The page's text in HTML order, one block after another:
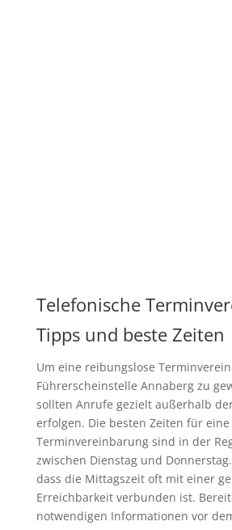
Telefonische
Tipps und beste Zeiten
Um eine reibungslose
Führerscheinstelle Annaberg zu
sollten Anrufe gezielt außerhalb
erfolgen. Die besten Zeiten für
Terminvereinbarung sind in der
zwischen Dienstag und
dass die Mittagszeit oft mit einer
Erreichbarkeit verbunden ist.
notwendigen Informationen vor